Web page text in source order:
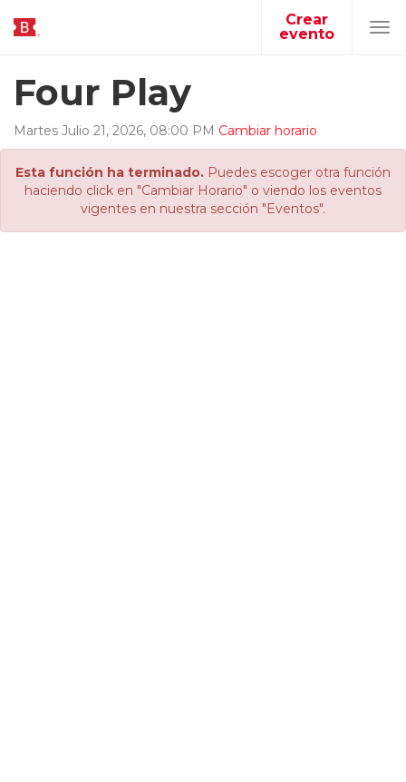
Crear
evento
Four Play
Martes Julio 21, 2026, 08:00 PM Cambiar horario
Esta función ha terminado. Puedes escoger otra función
haciendo click en "Cambiar Horario" o viendo los eventos
vigentes en nuestra sección "Eventos".